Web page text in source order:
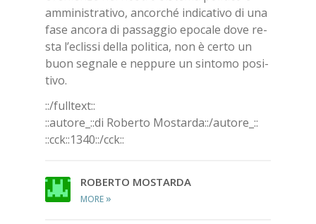
am­mi­ni­stra­ti­vo, an­cor­ché in­di­ca­ti­vo di una
fase an­co­ra di pas­sag­gio epo­ca­le dove re­
sta l’e­clis­si del­la po­li­ti­ca, non è cer­to un
buon se­gna­le e nep­pu­re un sin­to­mo po­si­
ti­vo.
::/full­text::
::au­to­re_::di Ro­ber­to Mo­star­da::/​au­to­re_::
::cck::1340::/​cck::
RO­BER­TO MO­STAR­DA
MORE »